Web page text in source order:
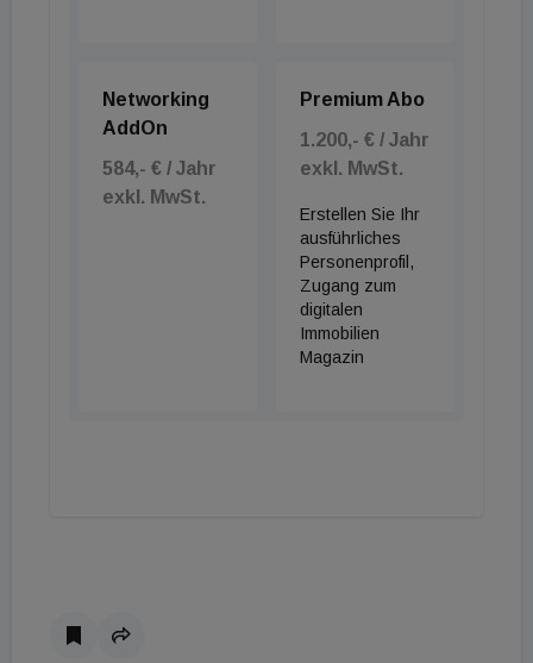
Networking
AddOn
584,- € / Jahr
exkl. MwSt.
Premium Abo
1.200,- € / Jahr
exkl. MwSt.
Erstellen Sie Ihr
ausführliches
Personenprofil,
Zugang zum
digitalen
Immobilien
Magazin